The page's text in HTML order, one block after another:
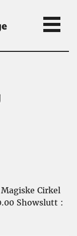
Cirkel
Showslutt :